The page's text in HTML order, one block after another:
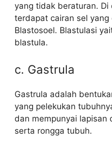
yang tidak beraturan. Di
terdapat cairan sel
Blastosoel. Blastulasi
blastula.
c. Gastrula
Gastrula adalah
yang pelekukan
dan mempunyai lapisan
serta rongga tubuh.